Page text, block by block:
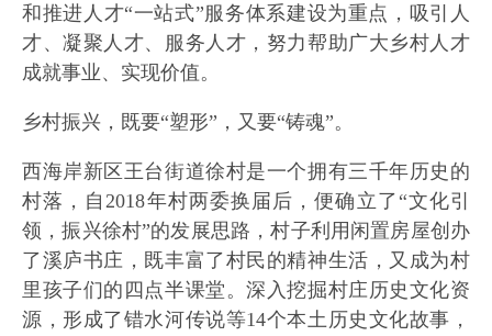
和推进人才“一站式”服务体系建设为重点，吸引人
才、凝聚人才、服务人才，努力帮助广大乡村人才
成就事业、实现价值。
乡村振兴，既要“塑形”，又要“铸魂”。
西海岸新区王台街道徐村是一个拥有三千年历史的
村落，自2018年村两委换届后，便确立了“文化引
领，振兴徐村”的发展思路，村子利用闲置房屋创办
了溪庐书庄，既丰富了村民的精神生活，又成为村
里孩子们的四点半课堂。深入挖掘村庄历史文化资
源，形成了错水河传说等14个本土历史文化故事，